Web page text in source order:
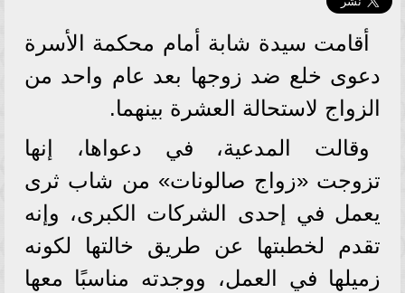
أقامت سيدة شابة أمام محكمة الأسرة
دعوى خلع ضد زوجها بعد عام واحد من
الزواج لاستحالة العشرة بينهما.
وقالت المدعية، في دعواها، إنها
تزوجت «زواج صالونات» من شاب ثرى
يعمل في إحدى الشركات الكبرى، وإنه
تقدم لخطبتها عن طريق خالتها لكونه
زميلها في العمل، ووجدته مناسبًا معها